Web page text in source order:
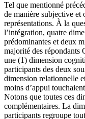
Tel que mentionné
de manière subjective et
représentations. À la
l’intégration, quatre
prédominantes et deux
majorité des répondants
une (1) dimension
participants des deux
dimension relationnelle
moins d’appui
Notons que toutes ces
complémentaires. La
participants regroupe